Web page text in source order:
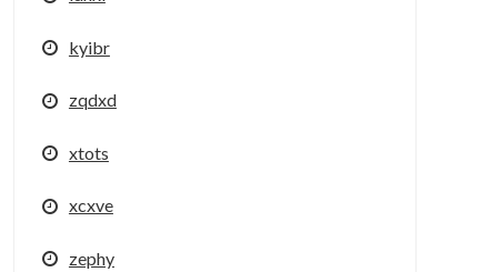
kyibr
zqdxd
xtots
xcxve
zephy